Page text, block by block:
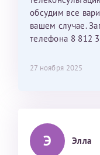
лёгкое и
персонал очень
находиться. Мы
ребёнком, и
сомнений.
Репродуктологи
26 июля 2026
обсудим все
вашем случае.
телефона 8 812
27 ноября 2025
Э Элла